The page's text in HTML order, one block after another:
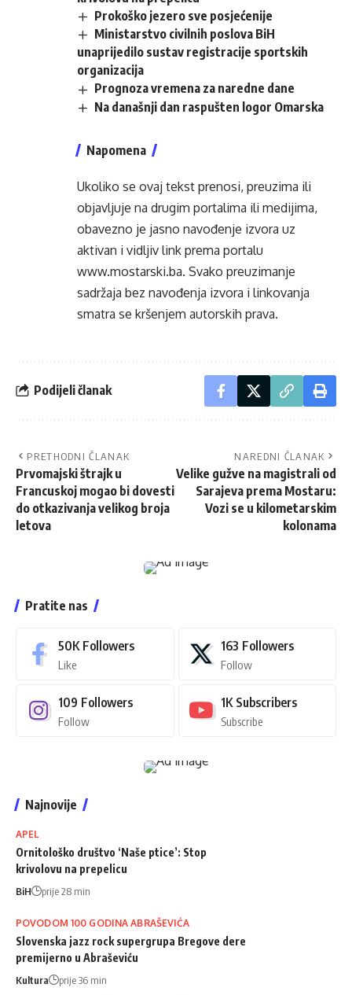
Prokoško jezero sve posjećenije
Ministarstvo civilnih poslova BiH
unaprijedilo sustav registracije sportskih
organizacija
Prognoza vremena za naredne dane
Na današnji dan raspušten logor Omarska
Napomena
Ukoliko se ovaj tekst prenosi, preuzima ili
objavljuje na drugim portalima ili medijima,
obavezno je jasno navođenje izvora uz
aktivan i vidljiv link prema portalu
www.mostarski.ba. Svako preuzimanje
sadržaja bez navođenja izvora i linkovanja
smatra se kršenjem autorskih prava.
Podijeli članak
PRETHODNI ČLANAK
Prvomajski štrajk u
Francuskoj mogao bi dovesti
do otkazivanja velikog broja
letova
NAREDNI ČLANAK
Velike gužve na magistrali od
Sarajeva prema Mostaru:
Vozi se u kilometarskim
kolonama
Pratite nas
50K Followers
Like
163 Followers
Follow
109 Followers
Follow
1K Subscribers
Subscribe
Najnovije
APEL
Ornitološko društvo ‘Naše ptice’: Stop
krivolovu na prepelicu
BiH prije 28 min
POVODOM 100 GODINA ABRAŠEVIĆA
Slovenska jazz rock supergrupa Bregove dere
premijerno u Abraševiću
Kultura prije 36 min